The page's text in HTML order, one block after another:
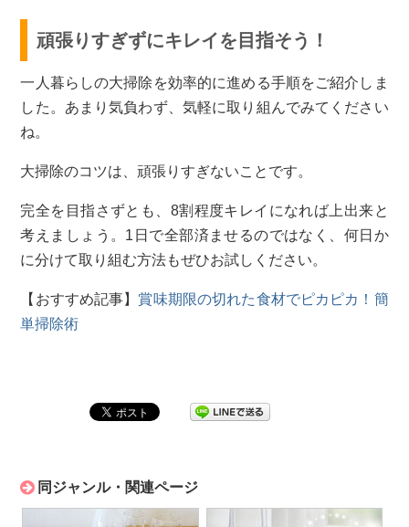
頑張りすぎずにキレイを目指そう！
一人暮らしの大掃除を効率的に進める手順をご紹介しま
した。あまり気負わず、気軽に取り組んでみてください
ね。
大掃除のコツは、頑張りすぎないことです。
完全を目指さずとも、8割程度キレイになれば上出来と
考えましょう。1日で全部済ませるのではなく、何日か
に分けて取り組む方法もぜひお試しください。
【おすすめ記事】 賞味期限の切れた食材でピカピカ！簡
単掃除術
同ジャンル・関連ページ